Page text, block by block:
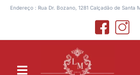
Endereço : Rua Dr. Bozano, 1281 Calçadão de Santa